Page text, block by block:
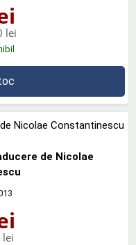
lei
de Nicolae
lei